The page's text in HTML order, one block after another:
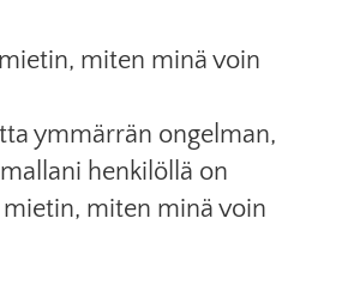
miten minä voin
ymmärrän ongelman,
henkilöllä on
miten minä voin